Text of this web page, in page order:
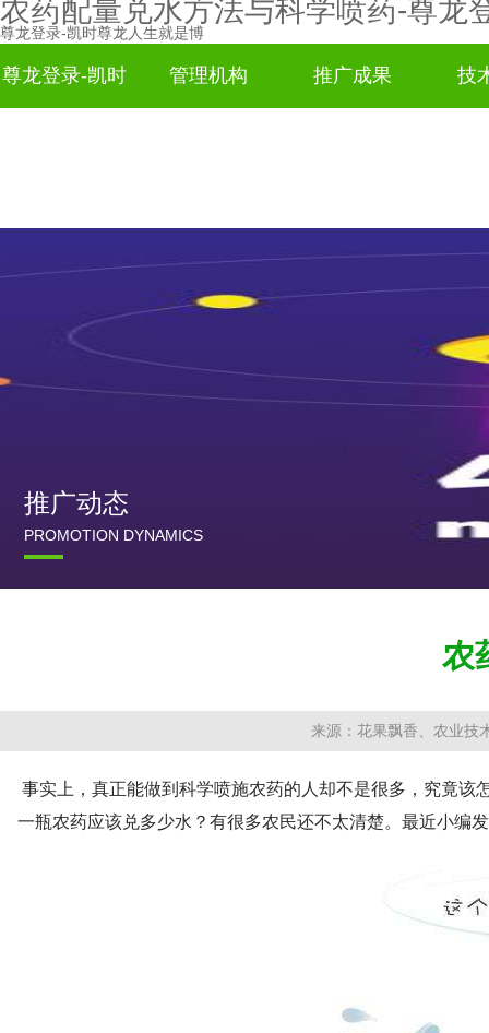
农药配量兑水方法与科学喷药-尊龙
尊龙登录-凯时尊龙人生就是博
尊龙登录-凯时 管理机构 推广成果 技
推广动态
PROMOTION DYNAMICS
农
来源：花果飘香、农业技
事实上，真正能做到科学喷施农药的人却不是很多，究竟该
一瓶农药应该兑多少水？有很多农民还不太清楚。最近小编